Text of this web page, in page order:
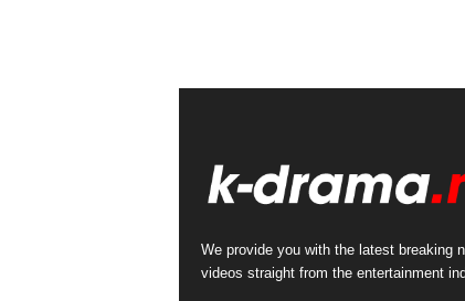
We provide you with the latest breaking
videos straight from the entertainment